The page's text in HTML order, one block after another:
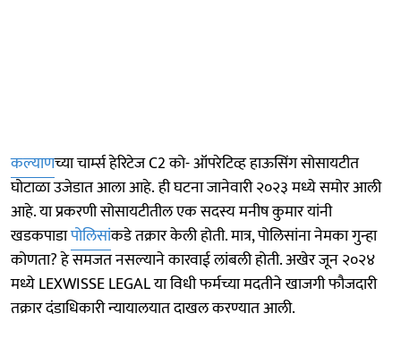
कल्याणच्या चार्म्स हेरिटेज C2 को- ऑपरेटिव्ह हाऊसिंग सोसायटीत
घोटाळा उजेडात आला आहे. ही घटना जानेवारी २०२३ मध्ये समोर आली
आहे. या प्रकरणी सोसायटीतील एक सदस्य मनीष कुमार यांनी
खडकपाडापोलिसांकडे तक्रार केली होती. मात्र, पोलिसांना नेमका गुन्हा
कोणता? हे समजत नसल्याने कारवाई लांबली होती. अखेर जून २०२४
मध्ये LEXWISSE LEGAL या विधी फर्मच्या मदतीने खाजगी फौजदारी
तक्रार दंडाधिकारी न्यायालयात दाखल करण्यात आली.